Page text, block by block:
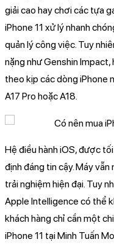
giải cao hay chơi các tựa
iPhone 11 xử lý nhanh
quản lý công việc. Tuy
nặng như Genshin
theo kịp các dòng iPhone
A17 Pro hoặc A18.
Hệ điều hành iOS, được
định đáng tin cậy. Máy
trải nghiệm hiện đại. Tuy
Apple Intelligence có thể
khách hàng chỉ cần một
iPhone 11 tại Minh Tuấn